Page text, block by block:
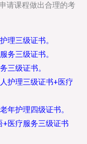
请课程做出合理的考
理三级证书。
务三级证书。
三级证书。
护理三级证书+医疗
年护理四级证书。
+医疗服务三级证书